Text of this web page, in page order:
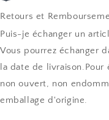
Retours et
Puis-je échanger un
Vous pourrez échanger
la date de
non ouvert, non
emballage d'origine.